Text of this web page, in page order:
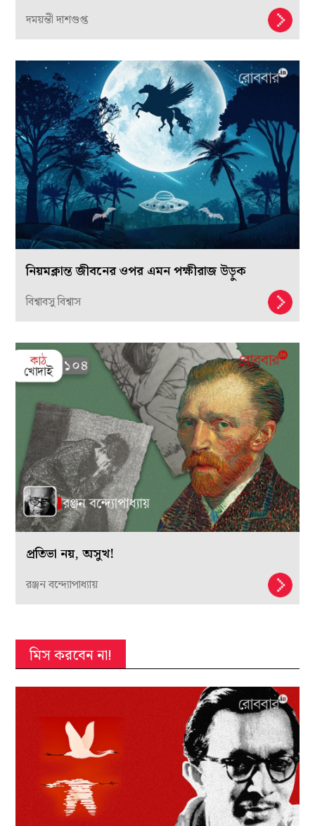
দময়ন্তী দাশগুপ্ত
নিয়মক্লান্ত জীবনের ওপর এমন পক্ষীরাজ উড়ুক
বিশ্বাবসু বিশ্বাস
প্রতিভা নয়, অসুখ!
রঞ্জন বন্দ্যোপাধ্যায়
মিস করবেন না!